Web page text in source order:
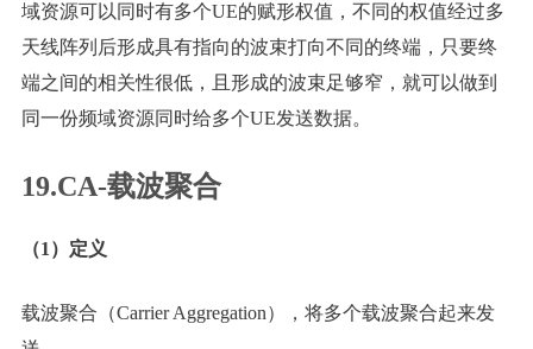
域资源可以同时有多个UE的赋形权值，不同的权值经过多
天线阵列后形成具有指向的波束打向不同的终端，只要终
端之间的相关性很低，且形成的波束足够窄，就可以做到
同一份频域资源同时给多个UE发送数据。
19.CA-载波聚合
（1）定义
载波聚合（Carrier Aggregation），将多个载波聚合起来发